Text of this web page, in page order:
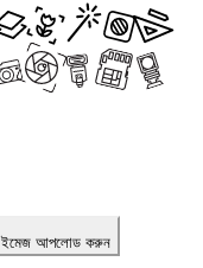
ইমেজ আপলোড করুন